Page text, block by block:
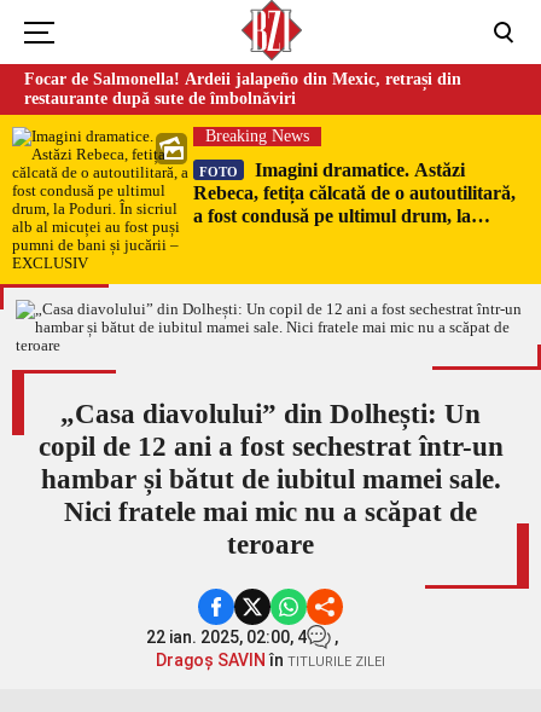
Focar de Salmonella! Ardeii jalapeño din Mexic, retrași din
restaurante după sute de îmbolnăviri
Breaking News
FOTO
Imagini dramatice. Astăzi
Rebeca, fetița călcată de o autoutilitară,
a fost condusă pe ultimul drum, la
EXCLUSIV
„Casa diavolului” din Dolhești: Un
copil de 12 ani a fost sechestrat într-un
hambar și bătut de iubitul mamei sale.
Nici fratele mai mic nu a scăpat de
teroare
22 ian. 2025, 02:00, 4
,
Dragoș SAVIN în TITLURILE ZILEI